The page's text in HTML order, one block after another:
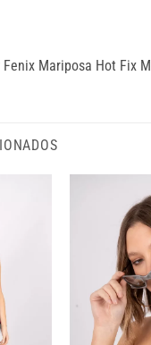
Mariposa Hot Fix